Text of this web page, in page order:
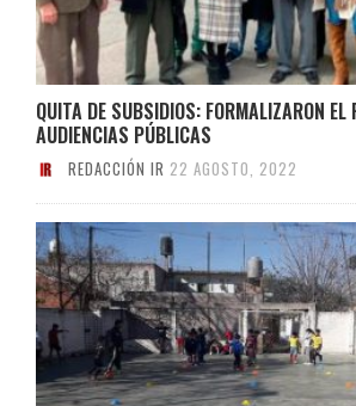
QUITA DE SUBSIDIOS: FORMALIZARON EL
AUDIENCIAS PÚBLICAS
REDACCIÓN IR 22 AGOSTO, 2022